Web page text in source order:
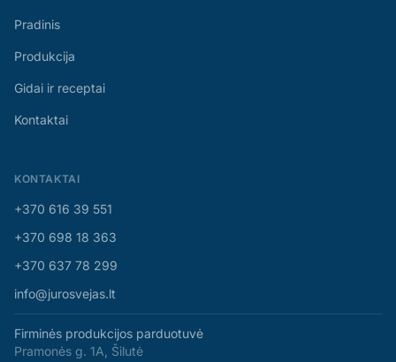
Pradinis
Produkcija
Gidai ir receptai
Kontaktai
KONTAKTAI
+370 616 39 551
+370 698 18 363
+370 637 78 299
info@jurosvejas.lt
Firminės produkcijos parduotuvė
Pramonės g. 1A, Šilutė